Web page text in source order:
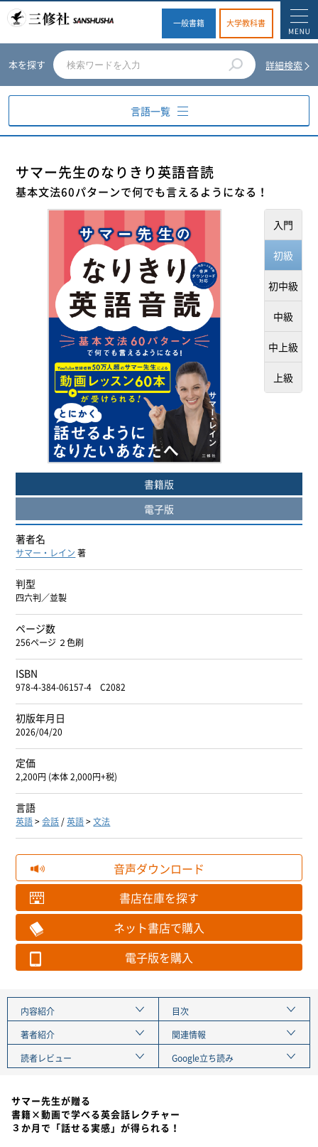
一般書籍 大学教科書
本を探す 詳細検索
言語一覧
ドイツ語
イタリア語
ヨーロッパ諸語
韓国・朝鮮語
アジア諸語
閉じる
サマー先生のなりきり英語音読
基本文法60パターンで何でも言えるようになる！
入門
初級
初中級
中級
中上級
上級
書籍版
電子版
著者名
サマー・レイン 著
判型
四六判／並製
ページ数
256ページ ２色刷
ISBN
978-4-384-06157-4 C2082
初版年月日
2026/04/20
定価
2,200円 (本体 2,000円+税)
言語
英語>会話/英語>文法
音声ダウンロード
書店在庫を探す
ネット書店で購入
電子版を購入
内容紹介
目次
著者紹介
関連情報
読者レビュー
Google立ち読み
サマー先生が贈る
書籍×動画で学べる英会話レクチャー
３か月で「話せる実感」が得られる！